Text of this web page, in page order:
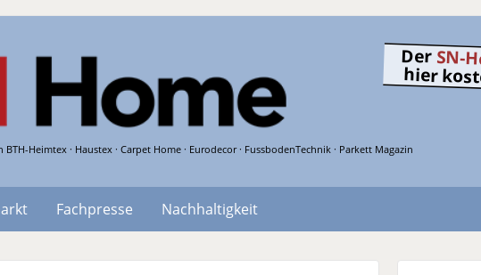
Heimtex · Haustex · Carpet Home · Eurodecor · FussbodenTechnik · Parkett Magazin
Der SN-
hier
Fachpresse
Nachhaltigkeit